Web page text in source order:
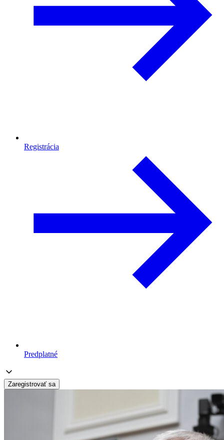
Registrácia
Predplatné
Zaregistrovať sa